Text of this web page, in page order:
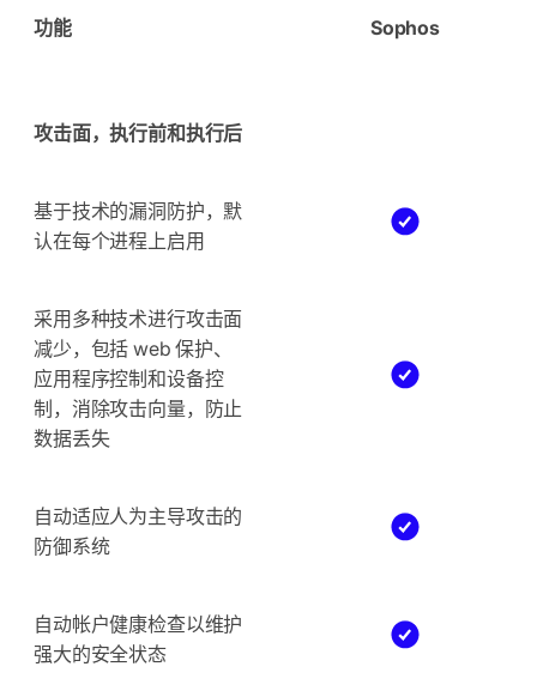
功能 Sophos
攻击面，执行前和执行后
基于技术的漏洞防护，默
认在每个进程上启用
采用多种技术进行攻击面
减少，包括 web 保护、
应用程序控制和设备控
制，消除攻击向量，防止
数据丢失
自动适应人为主导攻击的
防御系统
自动帐户健康检查以维护
强大的安全状态